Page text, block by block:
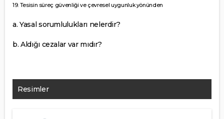
19. Tesisin süreç güvenliği ve çevresel uygunluk yönünden
a. Yasal sorumlulukları nelerdir?
b. Aldığı cezalar var mıdır?
Resimler